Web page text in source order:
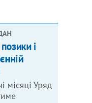
і
місяці Уряд